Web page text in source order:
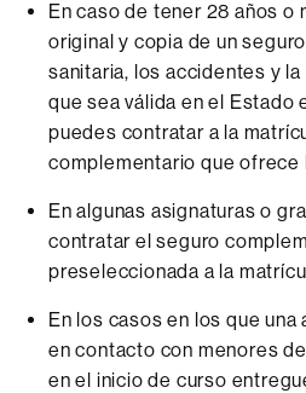
En caso de tener 28 años o
original y copia de un
sanitaria, los accidentes y
que sea válida en el Estado
puedes contratar a la
complementario que ofrece
En algunas asignaturas o
contratar el seguro
preseleccionada a la
En los casos en los que
en contacto con menores
en el inicio de curso